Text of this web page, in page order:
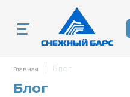
Главная | Блог
Блог